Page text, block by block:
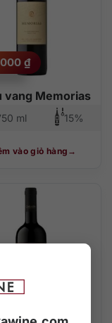
vang Memorias
₫
ml 15%
vào giỏ hàng